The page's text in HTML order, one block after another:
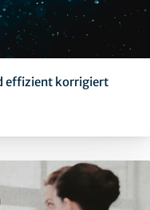
effizient korrigiert